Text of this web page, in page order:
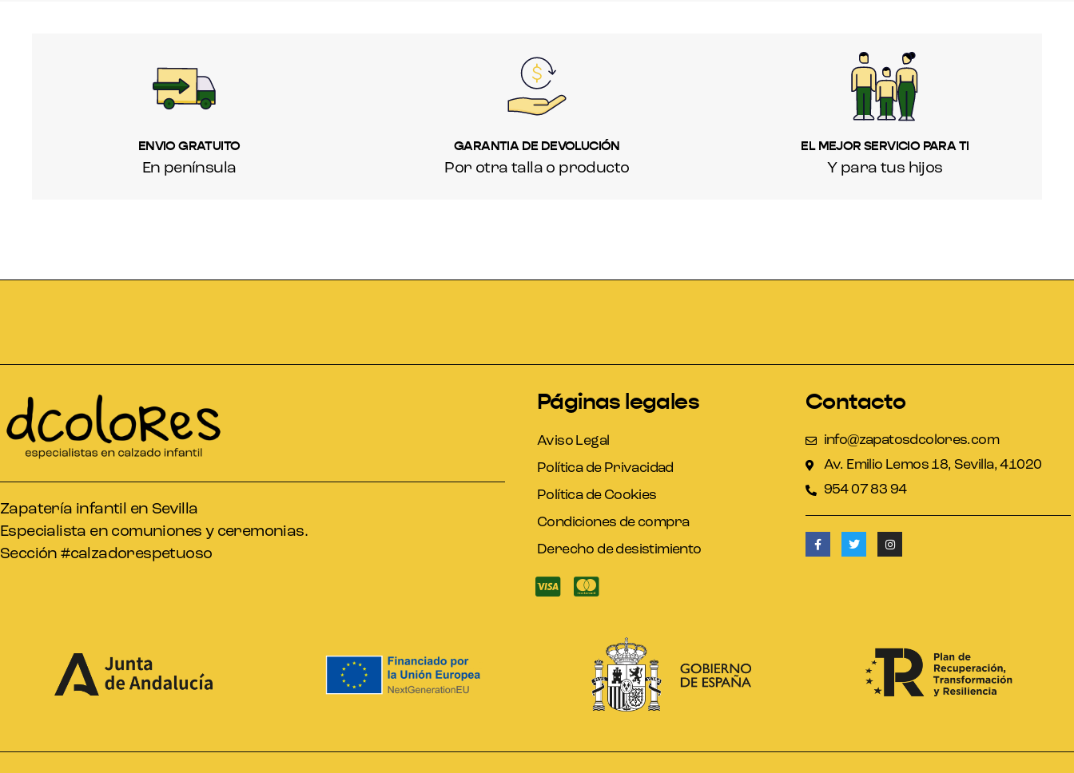
ENVIO GRATUITO
En península
GARANTIA DE DEVOLUCIÓN
Por otra talla o producto
EL MEJOR SERVICIO PARA TI
Y para tus hijos
Zapatería infantil en Sevilla
Especialista en comuniones y ceremonias.
Sección #calzadorespetuoso
Páginas legales
Aviso Legal
Política de Privacidad
Política de Cookies
Condiciones de compra
Derecho de desistimiento
Contacto
info@zapatosdcolores.com
Av. Emilio Lemos 18, Sevilla, 41020
954 07 83 94